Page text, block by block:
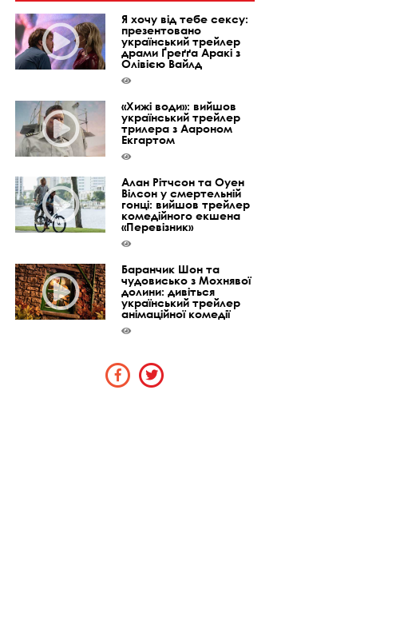
Я хочу від тебе сексу:
презентовано
український трейлер
драми Ґреґґа Аракі з
Олівією Вайлд
«Хижі води»: вийшов
український трейлер
трилера з Аароном
Екгартом
Алан Рітчсон та Оуен
Вілсон у смертельній
гонці: вийшов трейлер
комедійного екшена
«Перевізник»
Баранчик Шон та
чудовисько з Мохнявої
долини: дивіться
український трейлер
анімаційної комедії